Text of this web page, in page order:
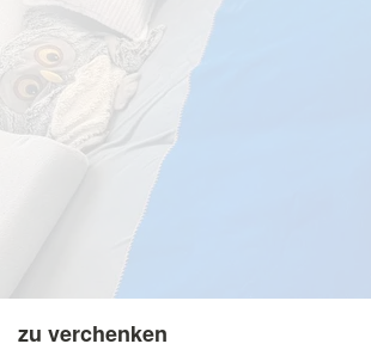
Nachrichten
Anzeige aufgeben
zu verchenken